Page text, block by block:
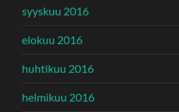
syyskuu 2016
elokuu 2016
huhtikuu 2016
helmikuu 2016